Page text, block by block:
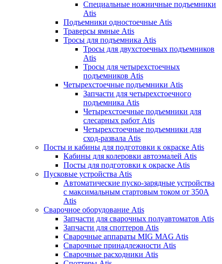
Специальные ножничные подъемники
Atis
Подъемники одностоечные Atis
Траверсы ямные Atis
Тросы для подъемника Atis
Тросы для двухстоечных подъемников
Atis
Тросы для четырехстоечных
подъемников Atis
Четырехстоечные подъемники Atis
Запчасти для четырехстоечного
подъемника Atis
Четырехстоечные подъемники для
слесарных работ Atis
Четырехстоечные подъемники для
сход-развала Atis
Посты и кабины для подготовки к окраске Atis
Кабины для колеровки автоэмалей Atis
Посты для подготовки к окраске Atis
Пусковые устройства Atis
Автоматические пуско-зарядные устройства
с максимальным стартовым током от 350А
Atis
Сварочное оборудование Atis
Запчасти для сварочных полуавтоматов Atis
Запчасти для споттеров Atis
Сварочные аппараты MIG MAG Atis
Сварочные принадлежности Atis
Сварочные расходники Atis